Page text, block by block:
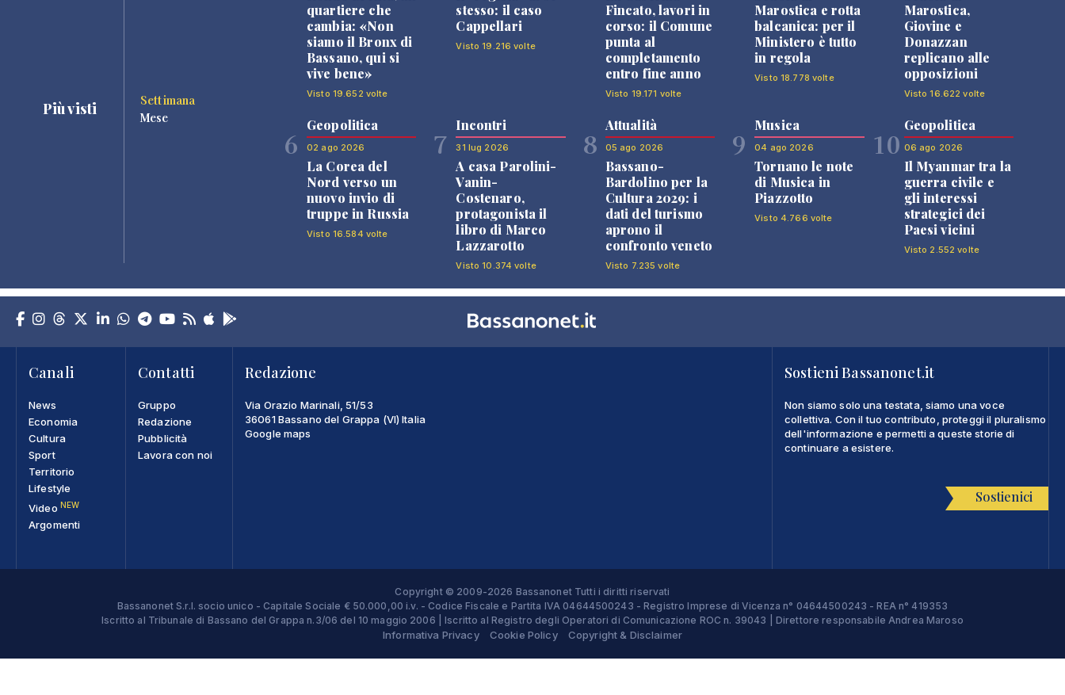
Più visti
Settimana
Mese
quartiere che
cambia: «Non
siamo il Bronx di
Bassano, qui si
vive bene»
Visto 19.652 volte
stesso: il caso
Cappellari
Visto 19.216 volte
Fincato, lavori in
corso: il Comune
punta al
completamento
entro fine anno
Visto 19.171 volte
Marostica e rotta
balcanica: per il
Ministero è tutto
in regola
Visto 18.778 volte
Marostica,
Giovine e
Donazzan
replicano alle
opposizioni
Visto 16.622 volte
6
Geopolitica
02 ago 2026
La Corea del
Nord verso un
nuovo invio di
truppe in Russia
Visto 16.584 volte
7
Incontri
31 lug 2026
A casa Parolini-
Vanin-
Costenaro,
protagonista il
libro di Marco
Lazzarotto
Visto 10.374 volte
8
Attualità
05 ago 2026
Bassano-
Bardolino per la
Cultura 2029: i
dati del turismo
aprono il
confronto veneto
Visto 7.235 volte
9
Musica
04 ago 2026
Tornano le note
di Musica in
Piazzotto
Visto 4.766 volte
10
Geopolitica
06 ago 2026
Il Myanmar tra la
guerra civile e
gli interessi
strategici dei
Paesi vicini
Visto 2.552 volte
Canali
News
Economia
Cultura
Sport
Territorio
Lifestyle
Video NEW
Argomenti
Contatti
Gruppo
Redazione
Pubblicità
Lavora con noi
Redazione
Via Orazio Marinali, 51/53
36061 Bassano del Grappa (VI) Italia
Google maps
Sostieni Bassanonet.it
Non siamo solo una testata, siamo una voce
collettiva. Con il tuo contributo, proteggi il pluralismo
dell'informazione e permetti a queste storie di
continuare a esistere.
Sostienici
Copyright © 2009-2026 Bassanonet Tutti i diritti riservati
Bassanonet S.r.l. socio unico - Capitale Sociale € 50.000,00 i.v. - Codice Fiscale e Partita IVA 04644500243 - Registro Imprese di Vicenza n° 04644500243 - REA n° 419353
Iscritto al Tribunale di Bassano del Grappa n.3/06 del 10 maggio 2006 | Iscritto al Registro degli Operatori di Comunicazione ROC n. 39043 | Direttore responsabile Andrea Maroso
Informativa Privacy Cookie Policy Copyright & Disclaimer